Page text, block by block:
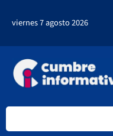
viernes 7 agosto 2026